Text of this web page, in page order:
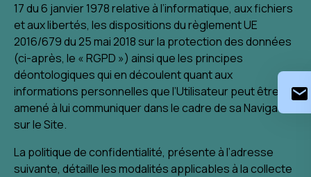
17 du 6 janvier 1978 relative à l’informatique, aux fichiers
et aux libertés, les dispositions du règlement UE
2016/679 du 25 mai 2018 sur la protection des données
(ci-après, le « RGPD ») ainsi que les principes
déontologiques qui en découlent quant aux
informations personnelles que l’Utilisateur peut être
amené à lui communiquer dans le cadre de sa Navigation
sur le Site.
La politique de confidentialité, présente à l’adresse
suivante, détaille les modalités applicables à la collecte